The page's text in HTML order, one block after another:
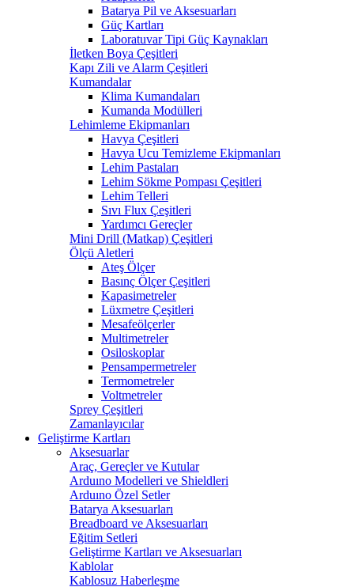
Batarya Pil ve Aksesuarları
Güç Kartları
Laboratuvar Tipi Güç Kaynakları
İletken Boya Çeşitleri
Kapı Zili ve Alarm Çeşitleri
Kumandalar
Klima Kumandaları
Kumanda Modülleri
Lehimleme Ekipmanları
Havya Çeşitleri
Havya Ucu Temizleme Ekipmanları
Lehim Pastaları
Lehim Sökme Pompası Çeşitleri
Lehim Telleri
Sıvı Flux Çeşitleri
Yardımcı Gereçler
Mini Drill (Matkap) Çeşitleri
Ölçü Aletleri
Ateş Ölçer
Basınç Ölçer Çeşitleri
Kapasimetreler
Lüxmetre Çeşitleri
Mesafeölçerler
Multimetreler
Osiloskoplar
Pensampermetreler
Termometreler
Voltmetreler
Sprey Çeşitleri
Zamanlayıcılar
Geliştirme Kartları
Aksesuarlar
Araç, Gereçler ve Kutular
Arduıno Modelleri ve Shieldleri
Arduıno Özel Setler
Batarya Aksesuarları
Breadboard ve Aksesuarları
Eğitim Setleri
Geliştirme Kartları ve Aksesuarları
Kablolar
Kablosuz Haberleşme